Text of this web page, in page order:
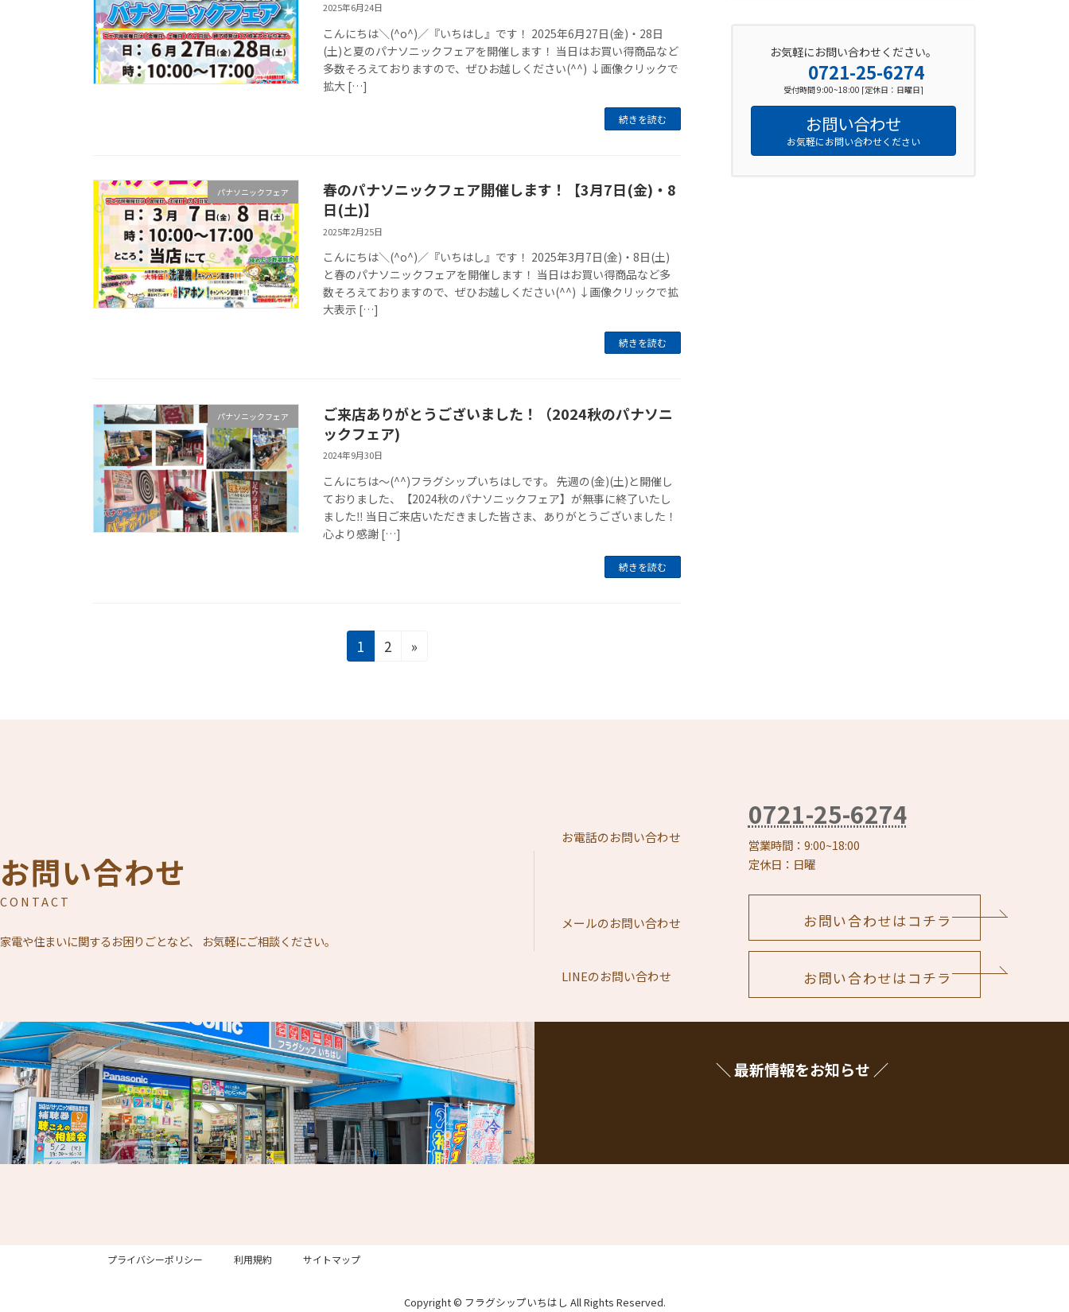
2025年6月24日
こんにちは＼(^o^)／『いちはし』です！ 2025年6月27日(金)・28日
(土)と夏のパナソニックフェアを開催します！ 当日はお買い得商品など
多数そろえておりますので、ぜひお越しください(^^) ↓画像クリックで
拡大 […]
続きを読む
パナソニックフェア
春のパナソニックフェア開催します！【3月7日(金)・8
日(土)】
2025年2月25日
こんにちは＼(^o^)／『いちはし』です！ 2025年3月7日(金)・8日(土)
と春のパナソニックフェアを開催します！ 当日はお買い得商品など多
数そろえておりますので、ぜひお越しください(^^) ↓画像クリックで拡
大表示 […]
続きを読む
パナソニックフェア
ご来店ありがとうございました！（2024秋のパナソニ
ックフェア)
2024年9月30日
こんにちは～(^^)フラグシップいちはしです。 先週の(金)(土)と開催し
ておりました、【2024秋のパナソニックフェア】が無事に終了いたし
ました‼️ 当日ご来店いただきました皆さま、ありがとうございました！
心より感謝 […]
続きを読む
り
固
定
1
固
2 »
お気軽にお問い合わせください。
0721-25-6274
受付時間 9:00~18:00 [定休日：日曜日]
お問い合わせ
お気軽にお問い合わせください
お問い合わせ
CONTACT
家電や住まいに関するお困りごとなど、 お気軽にご相談ください。
お電話のお問い合わせ
0721-25-6274
営業時間：9:00~18:00
定休日：日曜
メールのお問い合わせ お問い合わせはコチラ
LINEのお問い合わせ お問い合わせはコチラ
＼ 最新情報をお知らせ ／
プライバシーポリシー 利用規約 サイトマップ
Copyright © フラグシップいちはし All Rights Reserved.